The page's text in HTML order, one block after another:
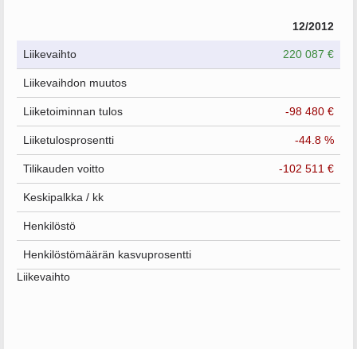
12/2012
Liikevaihto 220 087 €
Liikevaihdon muutos
Liiketoiminnan tulos -98 480 €
Liiketulosprosentti -44.8 %
Tilikauden voitto -102 511 €
Keskipalkka / kk
Henkilöstö
Henkilöstömäärän kasvuprosentti
Liikevaihto